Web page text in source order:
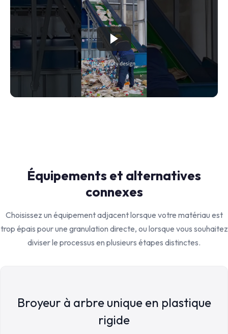
Équipements et alternatives
connexes
Choisissez un équipement adjacent lorsque votre matériau est
trop épais pour une granulation directe, ou lorsque vous souhaitez
diviser le processus en plusieurs étapes distinctes.
Broyeur à arbre unique en plastique
rigide